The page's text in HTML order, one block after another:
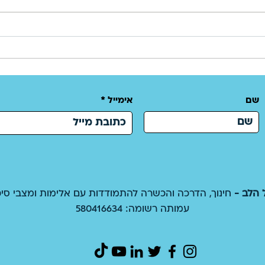
סיפור הגבורה של עמית סוסנה
שם אימייל
הלב - חינוך, הדרכה והכשרה להתמודדות עם אלימות ומצבי
עמותה רשומה: 580416634